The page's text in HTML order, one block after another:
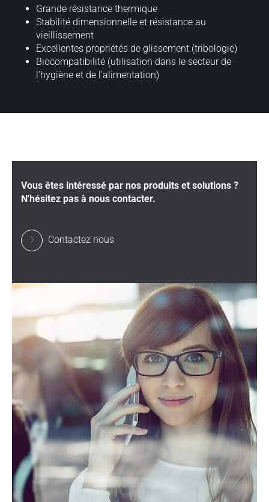
Grande résistance thermique
Stabilité dimensionnelle et résistance au
vieillissement
Excellentes propriétés de glissement (tribologie)
Biocompatibilité (utilisation dans le secteur de
l'hygiène et de l'alimentation)
Vous êtes intéressé par nos produits et solutions ?
N'hésitez pas à nous contacter.
Contactez nous